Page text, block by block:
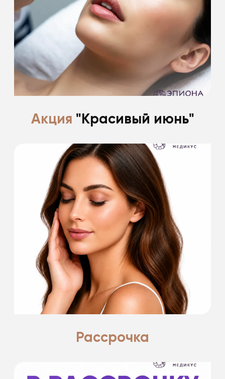
Подробнее
Акция "Красивый июнь"
Есть что-то прекрасное в лете.
Поделимся с вами всеми секретами.
Подробнее
Рассрочка